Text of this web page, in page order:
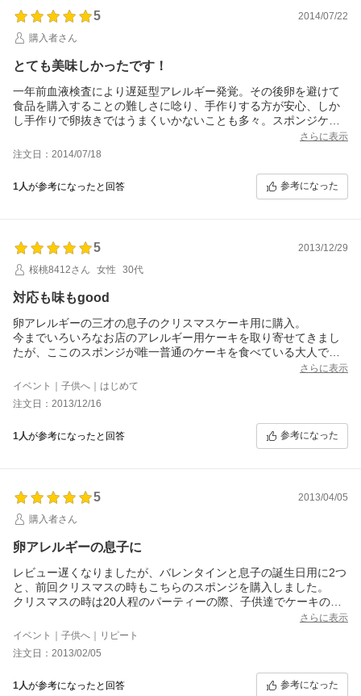
5
2014/07/22
購入者さん
とても美味しかったです！
一年前血液検査により遅延型アレルギー発覚。その後卵を避けて
食品を購入することの難しさに唸り、手作りする方が安心、しか
し手作りで卵抜きではうまくいかないことも多々。スポンジケー
そこにきてこのスポンジは本当に大助かりでした。デコレーショ
私の為に全員卵抜きになるのも気の毒で、自家製の卵入りとこち
らを用意しようと思っていたのですが、「折角だし一緒のを食べ
他の方のレビューにあったようにしっとりなめらかな生地で、卵
の不在感はなかったです。イチゴが手に入らず4種の果物のショー
もとてもよいですね、完成後暫く冷蔵庫で休ませるのにも助かり
普段は長々としたレビューは書かないのですが、皆さんのレビュ
ーで購入に踏み切れたので、ご家族に卵アレルギーの方がいらっ
しゃるご家庭の参考になればと思い書かせて頂きました。果子乃
さらに表示
注文日：2014/07/18
1人が参考になったと回答 参考になった
5
2013/12/29
桜桃8412さん
女性 30代
対応も味もgood
卵アレルギーの三才の息子のクリスマスケーキ用に購入。
今までいろいろなお店のアレルギー用ケーキを取り寄せてきまし
たが、ここのスポンジが唯一普通のケーキを食べている大人でも
見た目はやはり膨らみが少し足りないのと、真っ白な断面で普通
うのスポンジとは多少違いますが、冷蔵庫でじっくりと解凍して
から少し高くてもいい生クリームとイチゴやフルーツでデコレー
ションすると、見た目味も某パンメーカーの何千円もするケーキ
よりずっと美味しかったです。
に塗布しなかったのですが、2日目に食べた時にクリームや果物の
水分を少し吸ったのか、一段としっとりして美味しかったです。
デコレーションしてあるのと選べるのも嬉しいところです。
時間があれば生クリームは乳アレルギーない方はご自分でデコレ
ーションする方が美味しいと思います。
一緒にロールケーキも購入したので、お正月に解凍して又食べる
のを三才の息子も楽しみにしています。
卵アレルギーの息子にケーキの美味しさを味合わせてくれた事に
あと、お店の対応も丁寧迅速でとても良かったです。
一緒に購入した焼き菓子詰め合わせも好評でした。
価格も味も対応も満足なお買い物でした。
さらに表示
イベント｜子供へ｜はじめて
注文日：2013/12/16
1人が参考になったと回答 参考になった
5
2013/04/05
購入者さん
卵アレルギーの息子に
レビュー遅くなりましたが、バレンタインと息子の誕生日用に2つ
と、前回クリスマスの時もこちらのスポンジを購入しました。
クリスマスの時は20人程のパーティーの際、子供達でケーキのデ
コレーションをさせて、みんなで食べようとの事だったので息子
も食べたがると思いアレルギー対応のスポンジにさせて頂きまし
うちだけの都合だったので卵抜きで味が不味かったら申し訳ない
なと思ってましたが、予想外にとっっっても美味しかったです!!!
大人達もみんな美味しい美味しいと言っていたのでﾎﾝﾄに助かりま
さらに表示
イベント｜子供へ｜リピート
注文日：2013/02/05
1人が参考になったと回答 参考になった